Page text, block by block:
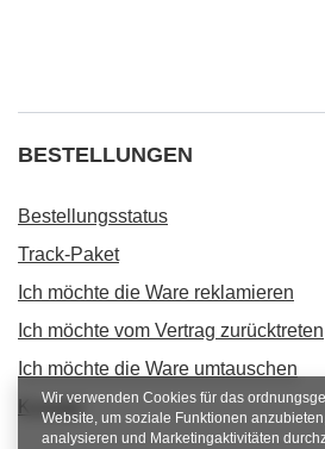
BESTELLUNGEN
Bestellungsstatus
Track-Paket
Ich möchte die Ware reklamieren
Ich möchte vom Vertrag zurücktreten
Ich möchte die Ware umtauschen
Kontakt
Wir verwenden Cookies für das
Website, um soziale Funktionen
analysieren und Marketingaktivitäten